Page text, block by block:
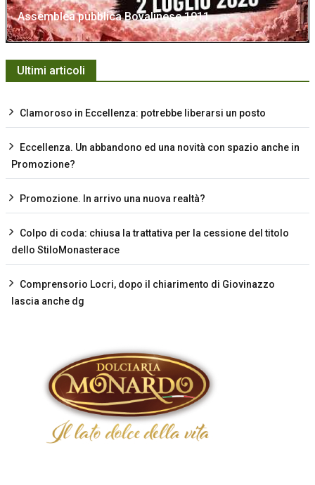
Assemblea pubblica Bovalinese 1911
Ultimi articoli
Clamoroso in Eccellenza: potrebbe liberarsi un posto
Eccellenza. Un abbandono ed una novità con spazio anche in
Promozione?
Promozione. In arrivo una nuova realtà?
Colpo di coda: chiusa la trattativa per la cessione del titolo
dello StiloMonasterace
Comprensorio Locri, dopo il chiarimento di Giovinazzo
lascia anche dg